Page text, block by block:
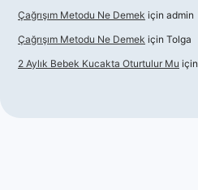
Çağrışım Metodu Ne Demek için admin
Çağrışım Metodu Ne Demek için Tolga
2 Aylık Bebek Kucakta Oturtulur Mu için